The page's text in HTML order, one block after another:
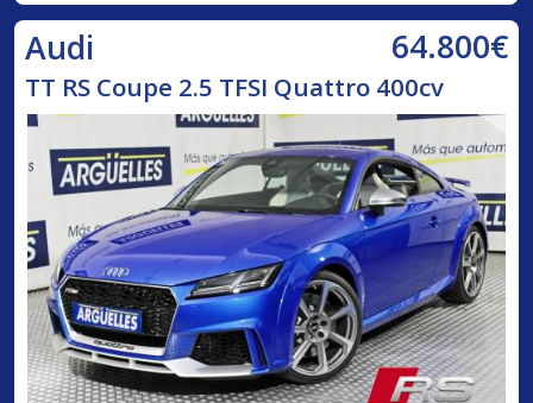
Audi 64.800€
TT RS Coupe 2.5 TFSI Quattro 400cv